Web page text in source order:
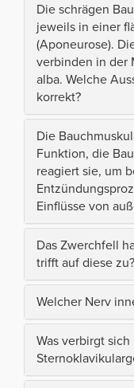
Die schrägen
jeweils in einer
(Aponeurose).
verbinden in der
alba. Welche
korrekt?
Die
Funktion, die
reagiert sie, um
Einflüsse von
Das Zwerchfell
trifft auf diese
Welcher Nerv
Was verbirgt